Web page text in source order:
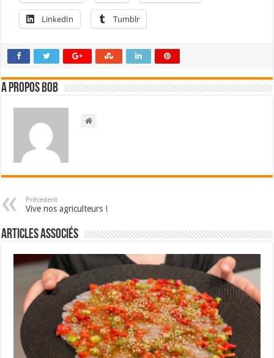
LinkedIn Tumblr
A propos bOb
Précedent
Vive nos agriculteurs !
Articles associés